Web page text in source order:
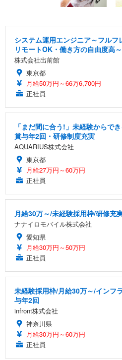
システム運用エンジニア～フル
リモートOK・働き方の自由度高～
株式会社出前館
東京都
月給50万円～66万6,700円
正社員
「まだ間に合う!」未経験からで
賞与年2回・研修制度充実
AQUARIUS株式会社
東京都
月給27万円～60万円
正社員
月給30万～/未経験採用枠/研修充
ナナイロモバイル株式会社
愛知県
月給30万円～50万円
正社員
未経験採用枠/月給30万～/インフ
与年2回
infront株式会社
神奈川県
月給30万円～60万円
正社員